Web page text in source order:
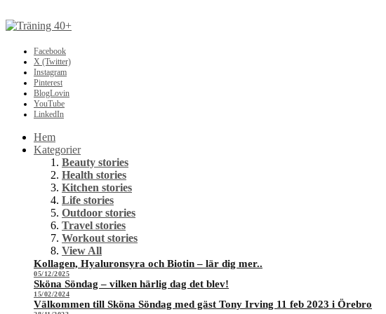
Facebook
X (Twitter)
Instagram
Pinterest
BlogLovin
YouTube
LinkedIn
Hem
Kategorier
Beauty stories
Health stories
Kitchen stories
Life stories
Outdoor stories
Travel stories
Workout stories
View All
Kollagen, Hyaluronsyra och Biotin – lär dig mer..
05/12/2025
Sköna Söndag – vilken härlig dag det blev!
15/02/2024
Välkommen till Sköna Söndag med gäst Tony Irving 11 feb 2023 i Örebro